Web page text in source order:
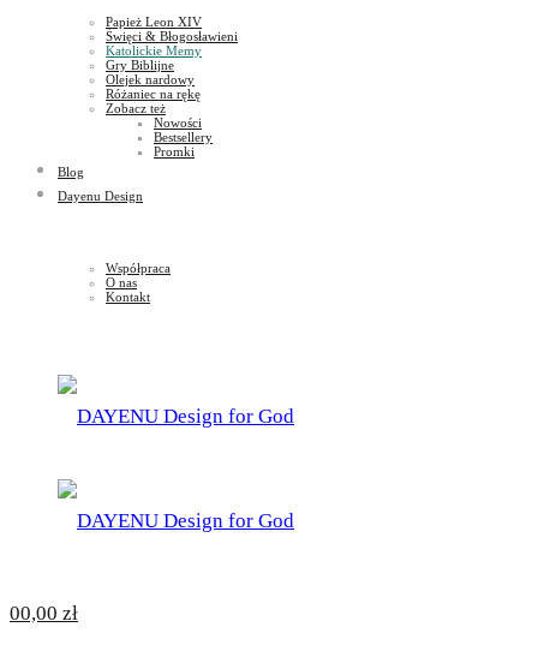
Papież Leon XIV
Święci & Błogosławieni
Katolickie Memy
Gry Biblijne
Olejek nardowy
Różaniec na rękę
Zobacz też
Nowości
Bestsellery
Promki
Blog
Dayenu Design
Współpraca
O nas
Kontakt
00,00 zł